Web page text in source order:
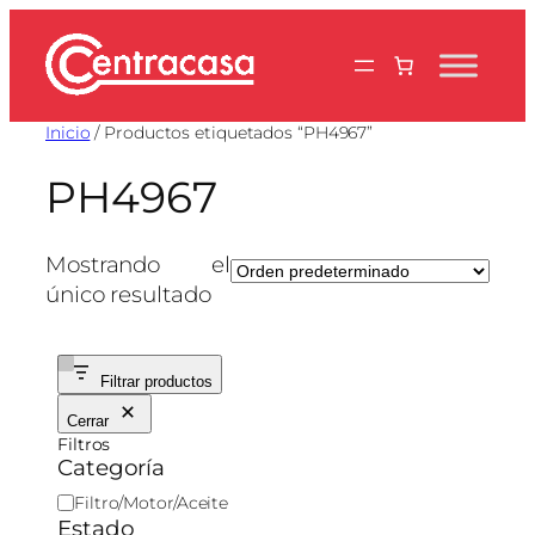
contenido
Inicio / Productos etiquetados “PH4967”
PH4967
Mostrando el
único resultado
Filtrar productos
Cerrar
Filtros
Categoría
C
a
Filtro/Motor/Aceite
Estado